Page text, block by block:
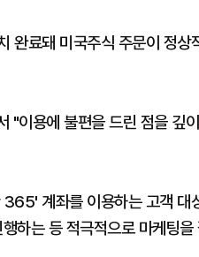
완료돼 미국주식 주문이 정상
"이용에 불편을 드린 점을 깊
계좌를 이용하는 고객 대
하는 등 적극적으로 마케팅을